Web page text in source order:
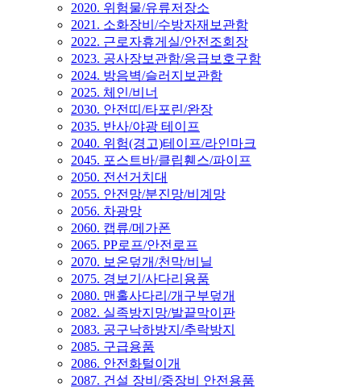
2020. 위험물/유류저장소
2021. 소화장비/수방자재보관함
2022. 근로자휴게실/안전조회장
2023. 공사장보관함/응급보호구함
2024. 방음벽/슬러지보관함
2025. 체인/비너
2030. 안전띠/타포린/완장
2035. 반사/야광 테이프
2040. 위험(경고)테이프/라인마크
2045. 포스트바/클립휀스/파이프
2050. 전선거치대
2055. 안전망/분진망/비계망
2056. 차광망
2060. 캡류/메가폰
2065. PP로프/안전로프
2070. 보온덮개/천막/비닐
2075. 경보기/사다리용품
2080. 맨홀사다리/개구부덮개
2082. 실족방지망/발끝막이판
2083. 공구낙하방지/추락방지
2085. 구급용품
2086. 안전화털이개
2087. 건설 장비/중장비 안전용품